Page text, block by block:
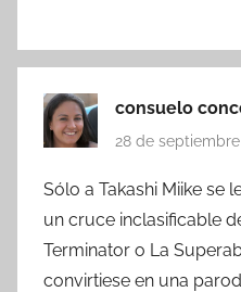
consuelo
28 de
Sólo a Takashi Miike se
un cruce inclasificable
Terminator o La
convirtiese en una